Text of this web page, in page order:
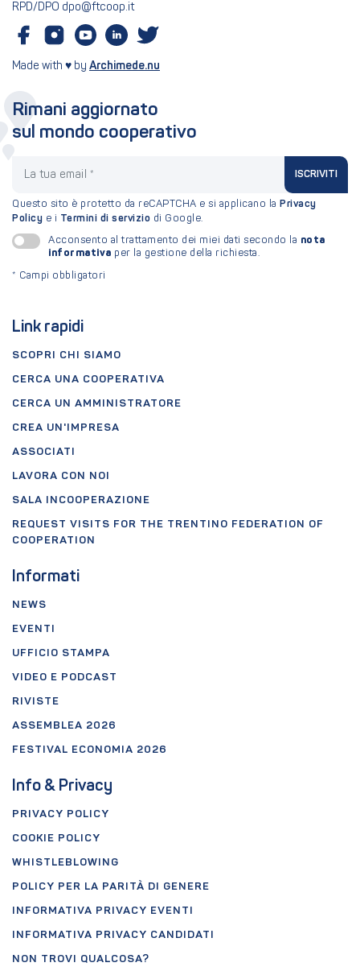
RPD/DPO dpo@ftcoop.it
Made with ♥ by Archimede.nu
Link rapidi
SCOPRI CHI SIAMO
CERCA UNA COOPERATIVA
CERCA UN AMMINISTRATORE
CREA UN'IMPRESA
ASSOCIATI
LAVORA CON NOI
SALA INCOOPERAZIONE
REQUEST VISITS FOR THE TRENTINO FEDERATION OF
COOPERATION
Informati
NEWS
EVENTI
UFFICIO STAMPA
VIDEO E PODCAST
RIVISTE
ASSEMBLEA 2026
FESTIVAL ECONOMIA 2026
Info & Privacy
PRIVACY POLICY
COOKIE POLICY
WHISTLEBLOWING
POLICY PER LA PARITÀ DI GENERE
INFORMATIVA PRIVACY EVENTI
INFORMATIVA PRIVACY CANDIDATI
NON TROVI QUALCOSA?
Rimani aggiornato
sul mondo cooperativo
ISCRIVITI
Questo sito è protetto da reCAPTCHA e si applicano la Privacy
Policy e i Termini di servizio di Google.
Acconsento al trattamento dei miei dati secondo la nota
informativa per la gestione della richiesta.
* Campi obbligatori